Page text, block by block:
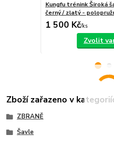
Kungfu trénink Široká
černý / zlatý -
1 500 Kč/ks
Zvolit
Zboží zařazeno v
ZBRANĚ
Šavle